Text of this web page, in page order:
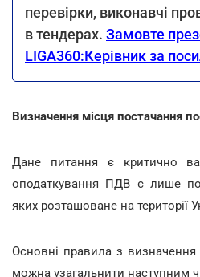
перевірки, виконавчі
в тендерах. Замовте
LIGA360:Керівник за
Визначення місця постачання
Дане питання є критично
оподаткування ПДВ є лише
яких розташоване на території
Основні правила з визначення
можна узагальнити наступним